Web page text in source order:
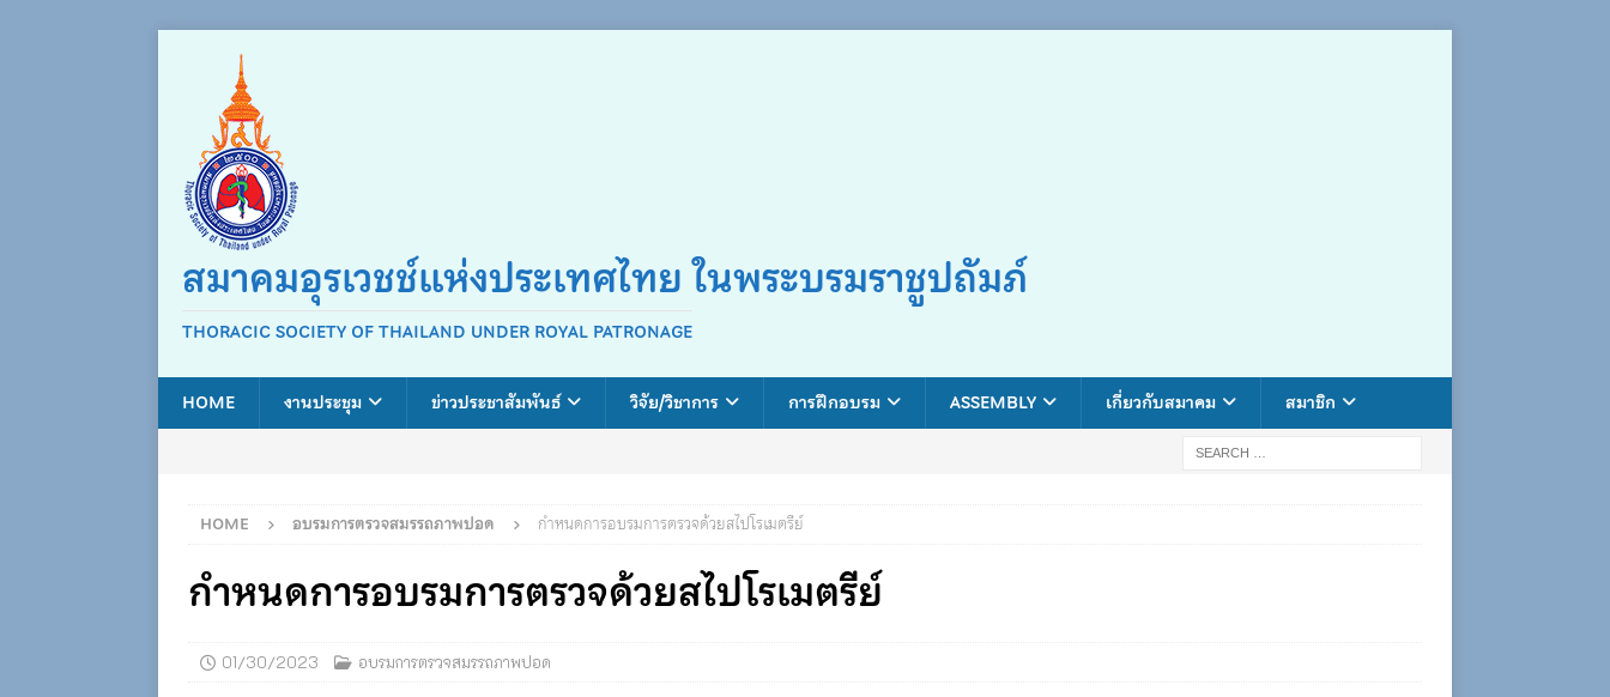
สมาคมอุรเวชช์แห่งประเทศไทย ในพระบรมราชูปถัมภ์
THORACIC SOCIETY OF THAILAND UNDER ROYAL PATRONAGE
HOME งานประชุม ข่าวประชาสัมพันธ์ วิจัย/วิชาการ การฝึกอบรม ASSEMBLY เกี่ยวกับสมาคม สมาชิก
HOME อบรมการตรวจสมรรถภาพปอด กำหนดการอบรมการตรวจด้วยสไปโรเมตรีย์
กำหนดการอบรมการตรวจด้วยสไปโรเมตรีย์
01/30/2023 อบรมการตรวจสมรรถภาพปอด